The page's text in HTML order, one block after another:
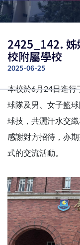
2425_142.
校附屬學校
2025-06-25
本校於6月24日進行
球隊及男、女子籃
球技，共灑汗水交
感謝對方招待，亦
式的交流活動。